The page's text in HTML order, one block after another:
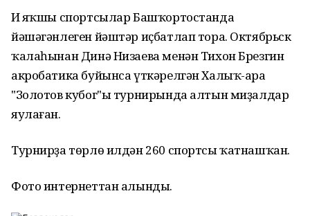
Иң яҡшы спортсылар Башҡортостанда
йәшәгәнлеген йәштәр иҫбатлап тора. Октябрьск
ҡалаһынан Динә Низаева менән Тихон Брезгин
акробатика буйынса үткәрелгән Халыҡ-ара
"Золотов кубог"ы турнирында алтын миҙалдар
яулаған.
Турнирҙа төрлө илдән 260 спортсы ҡатнашҡан.
Фото интернеттан алынды.